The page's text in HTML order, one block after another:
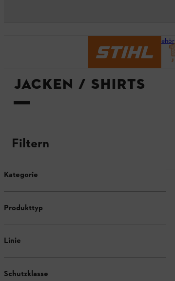
Produktzubehör
JACKEN / SHIRTS
Filtern
Kategorie
Produkttyp
Linie
Schutzklasse